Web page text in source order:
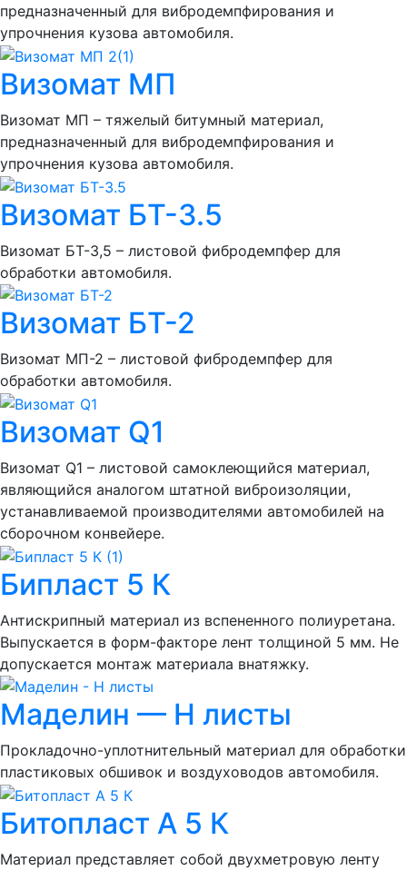
предназначенный для вибродемпфирования и
упрочнения кузова автомобиля.
Визомат МП
Визомат МП – тяжелый битумный материал,
предназначенный для вибродемпфирования и
упрочнения кузова автомобиля.
Визомат БТ-3.5
Визомат БТ-3,5 – листовой фибродемпфер для
обработки автомобиля.
Визомат БТ-2
Визомат МП-2 – листовой фибродемпфер для
обработки автомобиля.
Визомат Q1
Визомат Q1 – листовой самоклеющийся материал,
являющийся аналогом штатной виброизоляции,
устанавливаемой производителями автомобилей на
сборочном конвейере.
Бипласт 5 К
Антискрипный материал из вспененного полиуретана.
Выпускается в форм-факторе лент толщиной 5 мм. Не
допускается монтаж материала внатяжку.
Маделин — Н листы
Прокладочно-уплотнительный материал для обработки
пластиковых обшивок и воздуховодов автомобиля.
Битопласт А 5 К
Материал представляет собой двухметровую ленту